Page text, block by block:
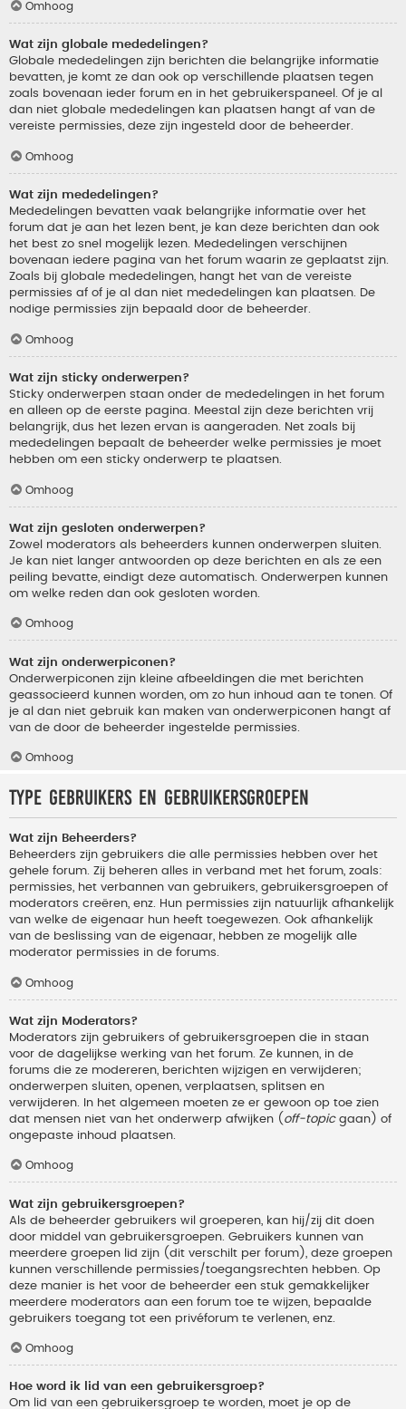
Omhoog
Wat zijn globale mededelingen?
Globale mededelingen zijn berichten die belangrijke informatie
bevatten, je komt ze dan ook op verschillende plaatsen tegen
zoals bovenaan ieder forum en in het gebruikerspaneel. Of je al
dan niet globale mededelingen kan plaatsen hangt af van de
vereiste permissies, deze zijn ingesteld door de beheerder.
Omhoog
Wat zijn mededelingen?
Mededelingen bevatten vaak belangrijke informatie over het
forum dat je aan het lezen bent, je kan deze berichten dan ook
het best zo snel mogelijk lezen. Mededelingen verschijnen
bovenaan iedere pagina van het forum waarin ze geplaatst zijn.
Zoals bij globale mededelingen, hangt het van de vereiste
permissies af of je al dan niet mededelingen kan plaatsen. De
nodige permissies zijn bepaald door de beheerder.
Omhoog
Wat zijn sticky onderwerpen?
Sticky onderwerpen staan onder de mededelingen in het forum
en alleen op de eerste pagina. Meestal zijn deze berichten vrij
belangrijk, dus het lezen ervan is aangeraden. Net zoals bij
mededelingen bepaalt de beheerder welke permissies je moet
hebben om een sticky onderwerp te plaatsen.
Omhoog
Wat zijn gesloten onderwerpen?
Zowel moderators als beheerders kunnen onderwerpen sluiten.
Je kan niet langer antwoorden op deze berichten en als ze een
peiling bevatte, eindigt deze automatisch. Onderwerpen kunnen
om welke reden dan ook gesloten worden.
Omhoog
Wat zijn onderwerpiconen?
Onderwerpiconen zijn kleine afbeeldingen die met berichten
geassocieerd kunnen worden, om zo hun inhoud aan te tonen. Of
je al dan niet gebruik kan maken van onderwerpiconen hangt af
van de door de beheerder ingestelde permissies.
Omhoog
Type gebruikers en gebruikersgroepen
Wat zijn Beheerders?
Beheerders zijn gebruikers die alle permissies hebben over het
gehele forum. Zij beheren alles in verband met het forum, zoals:
permissies, het verbannen van gebruikers, gebruikersgroepen of
moderators creëren, enz. Hun permissies zijn natuurlijk afhankelijk
van welke de eigenaar hun heeft toegewezen. Ook afhankelijk
van de beslissing van de eigenaar, hebben ze mogelijk alle
moderator permissies in de forums.
Omhoog
Wat zijn Moderators?
Moderators zijn gebruikers of gebruikersgroepen die in staan
voor de dagelijkse werking van het forum. Ze kunnen, in de
forums die ze modereren, berichten wijzigen en verwijderen;
onderwerpen sluiten, openen, verplaatsen, splitsen en
verwijderen. In het algemeen moeten ze er gewoon op toe zien
dat mensen niet van het onderwerp afwijken ( off-topicgaan) of
ongepaste inhoud plaatsen.
Omhoog
Wat zijn gebruikersgroepen?
Als de beheerder gebruikers wil groeperen, kan hij/zij dit doen
door middel van gebruikersgroepen. Gebruikers kunnen van
meerdere groepen lid zijn (dit verschilt per forum), deze groepen
kunnen verschillende permissies/toegangsrechten hebben. Op
deze manier is het voor de beheerder een stuk gemakkelijker
meerdere moderators aan een forum toe te wijzen, bepaalde
gebruikers toegang tot een privéforum te verlenen, enz.
Omhoog
Hoe word ik lid van een gebruikersgroep?
Om lid van een gebruikersgroep te worden, moet je op de